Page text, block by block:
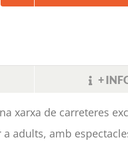
+
xarxa de carreteres
adults, amb